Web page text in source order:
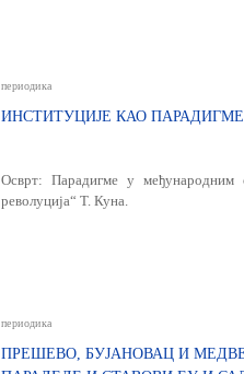
периодика
ИНСТИТУЦИЈЕ КАО ПАРАДИГМЕ
Осврт: Парадигме у међународним
револуција“ Т. Куна.
периодика
ПРЕШЕВО, БУЈАНОВАЦ И